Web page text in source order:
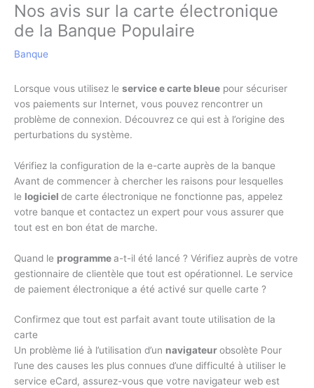
Nos avis sur la carte électronique
de la Banque Populaire
Banque
Lorsque vous utilisez le service e carte bleue pour sécuriser
vos paiements sur Internet, vous pouvez rencontrer un
problème de connexion. Découvrez ce qui est à l’origine des
perturbations du système.
Vérifiez la configuration de la e-carte auprès de la banque
Avant de commencer à chercher les raisons pour lesquelles
le logiciel de carte électronique ne fonctionne pas, appelez
votre banque et contactez un expert pour vous assurer que
tout est en bon état de marche.
Quand le programmea-t-il été lancé ? Vérifiez auprès de votre
gestionnaire de clientèle que tout est opérationnel. Le service
de paiement électronique a été activé sur quelle carte ?
Confirmez que tout est parfait avant toute utilisation de la
carte
Un problème lié à l’utilisation d’un navigateurobsolète Pour
l’une des causes les plus connues d’une difficulté à utiliser le
service eCard, assurez-vous que votre navigateur web est